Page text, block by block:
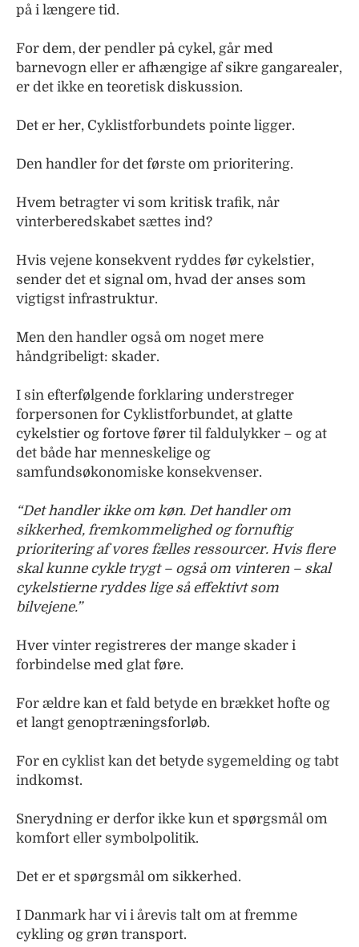
på i længere tid.
For dem, der pendler på cykel, går med
barnevogn eller er afhængige af sikre gangarealer,
er det ikke en teoretisk diskussion.
Det er her, Cyklistforbundets pointe ligger.
Den handler for det første om prioritering.
Hvem betragter vi som kritisk trafik, når
vinterberedskabet sættes ind?
Hvis vejene konsekvent ryddes før cykelstier,
sender det et signal om, hvad der anses som
vigtigst infrastruktur.
Men den handler også om noget mere
håndgribeligt: skader.
I sin efterfølgende forklaring understreger
forpersonen for Cyklistforbundet, at glatte
cykelstier og fortove fører til faldulykker – og at
det både har menneskelige og
samfundsøkonomiske konsekvenser.
“Det handler ikke om køn. Det handler om
sikkerhed, fremkommelighed og fornuftig
prioritering af vores fælles ressourcer. Hvis flere
skal kunne cykle trygt – også om vinteren – skal
cykelstierne ryddes lige så effektivt som
bilvejene.”
Hver vinter registreres der mange skader i
forbindelse med glat føre.
For ældre kan et fald betyde en brækket hofte og
et langt genoptræningsforløb.
For en cyklist kan det betyde sygemelding og tabt
indkomst.
Snerydning er derfor ikke kun et spørgsmål om
komfort eller symbolpolitik.
Det er et spørgsmål om sikkerhed.
I Danmark har vi i årevis talt om at fremme
cykling og grøn transport.